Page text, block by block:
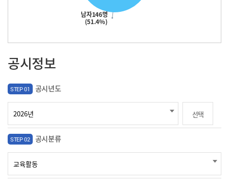
남자146명
(51.4%)
공시정보
STEP 01 공시년도
선택
STEP 02 공시분류